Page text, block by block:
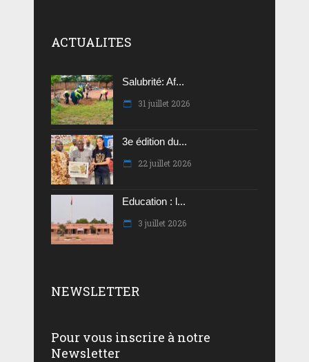
ACTUALITES
Salubrité: Af...
31 juillet 2026
3e édition du...
22 juillet 2026
Education : l...
3 juillet 2026
NEWSLETTER
Pour vous inscrire à notre
Newsletter